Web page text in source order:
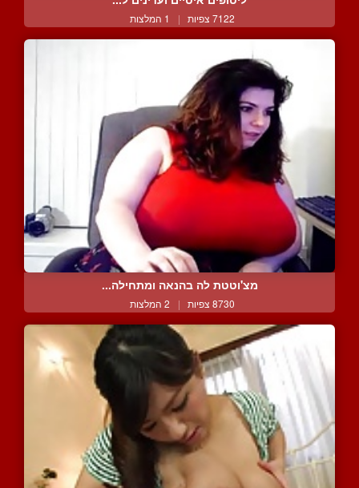
7122 צפיות | 1 המלצות
מצ'וטטת לה בהנאה ומתחילה...
8730 צפיות | 2 המלצות